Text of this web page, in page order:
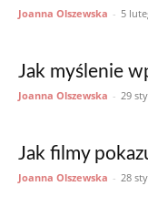
Joanna Olszewska - 5
Jak myślenie
Joanna Olszewska - 29
Jak filmy
Joanna Olszewska - 28